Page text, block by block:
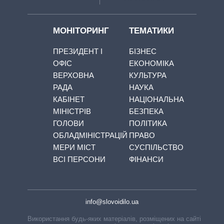
МОНІТОРИНГ
ПРЕЗИДЕНТ І
ОФІС
ВЕРХОВНА
РАДА
КАБІНЕТ
МІНІСТРІВ
ГОЛОВИ
ОБЛАДМІНІСТРАЦІЙ
МЕРИ МІСТ
ВСІ ПЕРСОНИ
ТЕМАТИКИ
БІЗНЕС
ЕКОНОМІКА
КУЛЬТУРА
НАУКА
НАЦІОНАЛЬНА
БЕЗПЕКА
ПОЛІТИКА
ПРАВО
СУСПІЛЬСТВО
ФІНАНСИ
info@slovoidilo.ua
Використання будь-яких матеріалів, розміщених на сайті,